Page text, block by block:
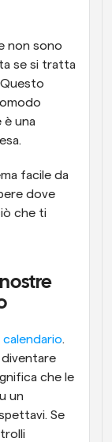
non sono
se si tratta
è una
facile da
dove
che ti
.
che le
un
Se